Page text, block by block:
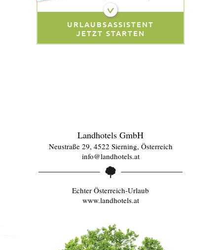
URLAUBSASSISTENT
JETZT STARTEN
Landhotels GmbH
Neustraße 29, 4522 Sierning, Österreich
info@landhotels.at
Echter Österreich-Urlaub
www.landhotels.at